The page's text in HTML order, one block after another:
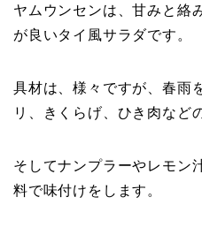
ヤムウンセンは、甘みと絡
が良いタイ風サラダです。
具材は、様々ですが、春雨
リ、きくらげ、ひき肉など
そしてナンプラーやレモン
料で味付けをします。